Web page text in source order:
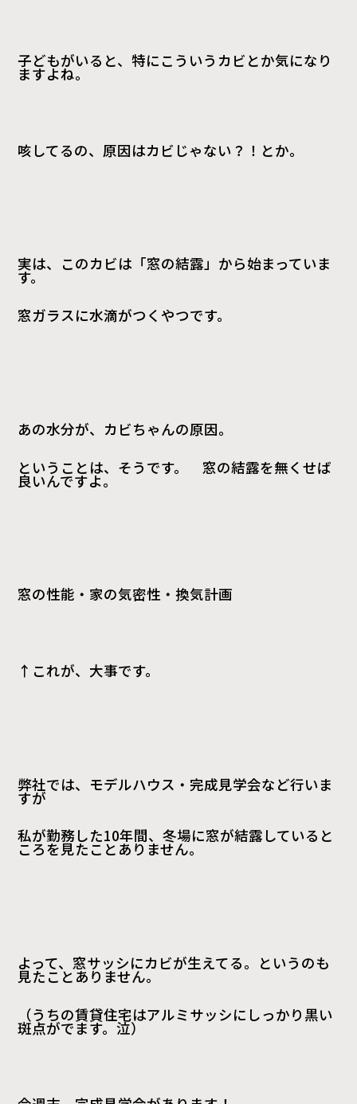
子どもがいると、特にこういうカビとか気になり
ますよね。
咳してるの、原因はカビじゃない？！とか。
実は、このカビは「窓の結露」から始まっていま
す。
窓ガラスに水滴がつくやつです。
あの水分が、カビちゃんの原因。
ということは、そうです。 窓の結露を無くせば
良いんですよ。
窓の性能・家の気密性・換気計画
↑これが、大事です。
弊社では、モデルハウス・完成見学会など行いま
すが
私が勤務した10年間、冬場に窓が結露していると
ころを見たことありません。
よって、窓サッシにカビが生えてる。というのも
見たことありません。
（うちの賃貸住宅はアルミサッシにしっかり黒い
斑点がでます。泣）